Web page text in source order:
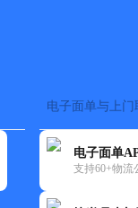
电子面单与上门
电子面单
支持60+物流
快递网